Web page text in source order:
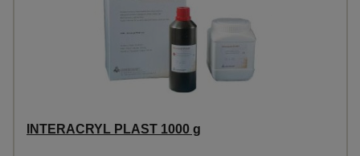
INTERACRYL PLAST 1000 g